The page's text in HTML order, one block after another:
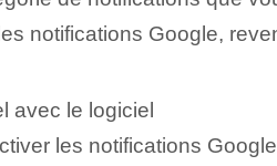
notifications Google,
avec le logiciel
les notifications